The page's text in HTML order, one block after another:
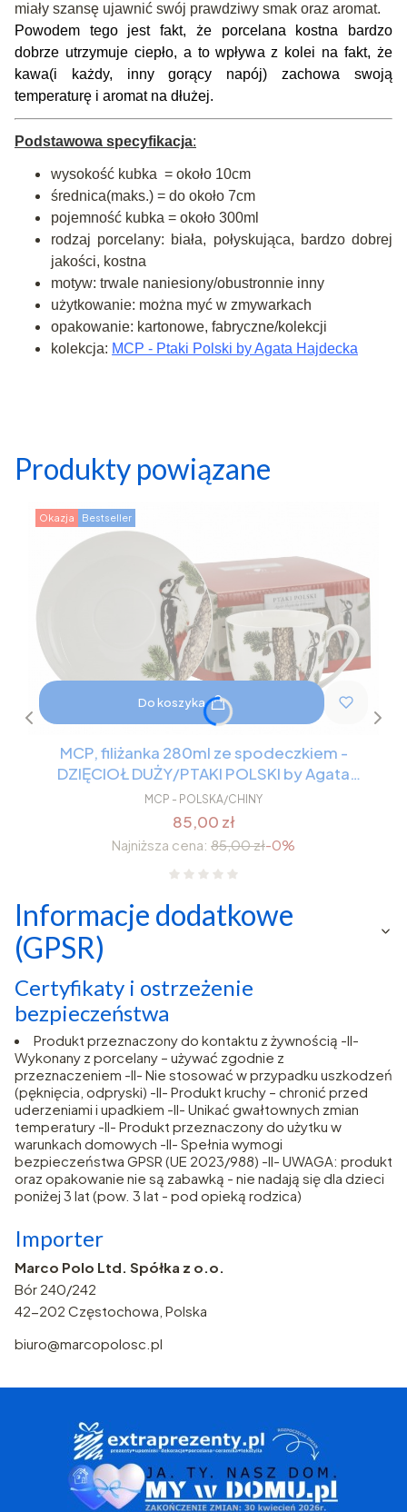
miały szansę ujawnić swój prawdziwy smak oraz aromat.
Powodem tego jest fakt, że porcelana kostna bardzo
dobrze utrzymuje ciepło, a to wpływa z kolei na fakt, że
kawa(i każdy, inny gorący napój) zachowa swoją
temperaturę i aromat na dłużej.
Podstawowa specyfikacja:
wysokość kubka = około 10cm
średnica(maks.) = do około 7cm
pojemność kubka = około 300ml
rodzaj porcelany: biała, połyskująca, bardzo dobrej
jakości, kostna
motyw: trwale naniesiony/obustronnie inny
użytkowanie: można myć w zmywarkach
opakowanie: kartonowe, fabryczne/kolekcji
kolekcja: MCP - Ptaki Polski by Agata Hajdecka
Produkty powiązane
Okazja Bestseller
Do koszyka
MCP, filiżanka 280ml ze spodeczkiem -
DZIĘCIOŁ DUŻY/PTAKI POLSKI by Agata
Hajdecka
MCP - POLSKA/CHINY
85,00 zł
Najniższa cena: 85,00 zł-0%
Informacje dodatkowe
(GPSR)
Certyfikaty i ostrzeżenie
bezpieczeństwa
Produkt przeznaczony do kontaktu z żywnością -II-
Wykonany z porcelany – używać zgodnie z
przeznaczeniem -II- Nie stosować w przypadku uszkodzeń
(pęknięcia, odpryski) -II- Produkt kruchy – chronić przed
uderzeniami i upadkiem -II- Unikać gwałtownych zmian
temperatury -II- Produkt przeznaczony do użytku w
warunkach domowych -II- Spełnia wymogi
bezpieczeństwa GPSR (UE 2023/988) -II- UWAGA: produkt
oraz opakowanie nie są zabawką - nie nadają się dla dzieci
poniżej 3 lat (pow. 3 lat - pod opieką rodzica)
Importer
Marco Polo Ltd. Spółka z o.o.
Bór 240/242
42-202 Częstochowa, Polska
biuro@marcopolosc.pl